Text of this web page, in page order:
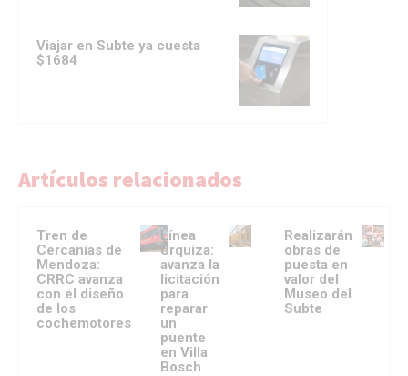
Viajar en Subte ya cuesta
$1684
Artículos relacionados
Tren de
Cercanías de
Mendoza:
CRRC avanza
con el diseño
de los
cochemotores
Línea
Urquiza:
avanza la
licitación
para
reparar
un
puente
en Villa
Bosch
Realizarán
obras de
puesta en
valor del
Museo del
Subte